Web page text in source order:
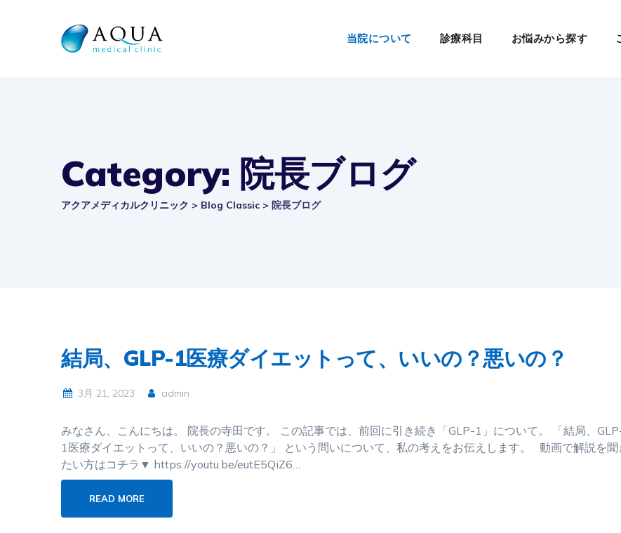
当院について 診療科目 お悩みから探す
Category: 院長ブログ
アクアメディカルクリニック > Blog Classic > 院長ブログ
結局、GLP-1医療ダイエットって、いいの？悪いの？
3月 21, 2023 admin
みなさん、こんにちは。 院長の寺田です。 この記事では、前回に引き続き「GLP-1」について。 「結局、
1医療ダイエットって、いいの？悪いの？」 という問いについて、私の考えをお伝えします。 動画で解説を聞
たい方はコチラ▼ https://youtu.be/eutE5QiZ6…
READ MORE